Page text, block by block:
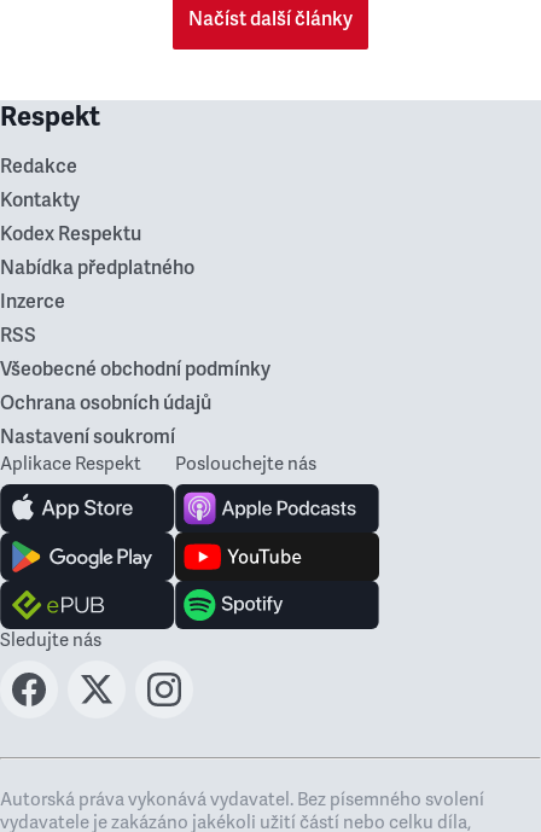
Načíst další články
Respekt
Redakce
Kontakty
Kodex Respektu
Nabídka předplatného
Inzerce
RSS
Všeobecné obchodní podmínky
Ochrana osobních údajů
Nastavení soukromí
Aplikace Respekt Poslouchejte nás
Sledujte nás
Autorská práva vykonává vydavatel. Bez písemného svolení
vydavatele je zakázáno jakékoli užití částí nebo celku díla,